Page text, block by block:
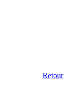
Retour